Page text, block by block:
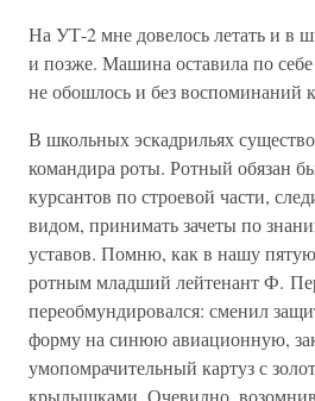
На УТ-2 мне довелось летать и в
и позже. Машина оставила по
не обошлось и без воспоминаний
В школьных эскадрильях
командира роты. Ротный обязан
курсантов по строевой части,
видом, принимать зачеты по
уставов. Помню, как в нашу
ротным младший лейтенант Ф.
переобмундировался: сменил
форму на синюю авиационную,
умопомрачительный картуз с
крылышками. Очевидно, возомнив